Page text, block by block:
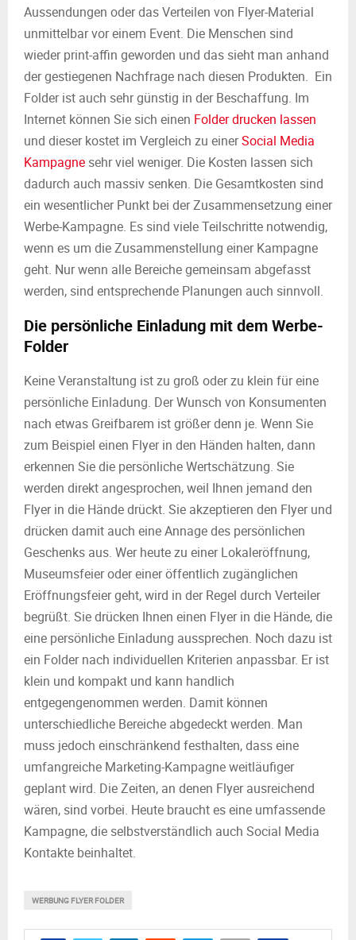
Aussendungen oder das Verteilen von Flyer-Material
unmittelbar vor einem Event. Die Menschen sind
wieder print-affin geworden und das sieht man anhand
der gestiegenen Nachfrage nach diesen Produkten. Ein
Folder ist auch sehr günstig in der Beschaffung. Im
Internet können Sie sich einen Folder drucken lassen
und dieser kostet im Vergleich zu einerSocial Media
Kampagne sehr viel weniger. Die Kosten lassen sich
dadurch auch massiv senken. Die Gesamtkosten sind
ein wesentlicher Punkt bei der Zusammensetzung einer
Werbe-Kampagne. Es sind viele Teilschritte notwendig,
wenn es um die Zusammenstellung einer Kampagne
geht. Nur wenn alle Bereiche gemeinsam abgefasst
werden, sind entsprechende Planungen auch sinnvoll.
Die persönliche Einladung mit dem Werbe-
Folder
Keine Veranstaltung ist zu groß oder zu klein für eine
persönliche Einladung. Der Wunsch von Konsumenten
nach etwas Greifbarem ist größer denn je. Wenn Sie
zum Beispiel einen Flyer in den Händen halten, dann
erkennen Sie die persönliche Wertschätzung. Sie
werden direkt angesprochen, weil Ihnen jemand den
Flyer in die Hände drückt. Sie akzeptieren den Flyer und
drücken damit auch eine Annage des persönlichen
Geschenks aus. Wer heute zu einer Lokaleröffnung,
Museumsfeier oder einer öffentlich zugänglichen
Eröffnungsfeier geht, wird in der Regel durch Verteiler
begrüßt. Sie drücken Ihnen einen Flyer in die Hände, die
eine persönliche Einladung aussprechen. Noch dazu ist
ein Folder nach individuellen Kriterien anpassbar. Er ist
klein und kompakt und kann handlich
entgegengenommen werden. Damit können
unterschiedliche Bereiche abgedeckt werden. Man
muss jedoch einschränkend festhalten, dass eine
umfangreiche Marketing-Kampagne weitläufiger
geplant wird. Die Zeiten, an denen Flyer ausreichend
wären, sind vorbei. Heute braucht es eine umfassende
Kampagne, die selbstverständlich auch Social Media
Kontakte beinhaltet.
WERBUNG FLYER FOLDER